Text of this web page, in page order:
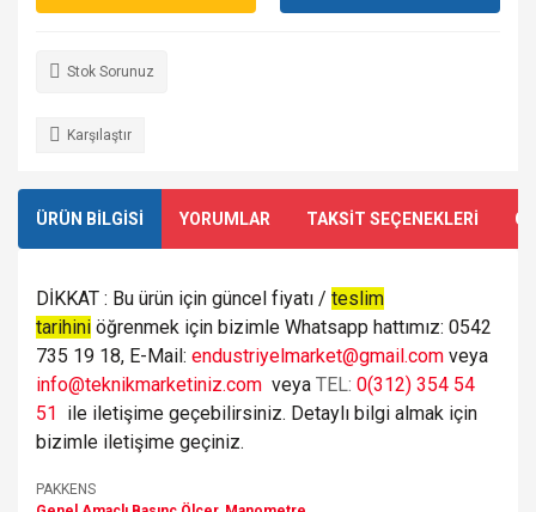
Stok Sorunuz
Karşılaştır
ÜRÜN BİLGİSİ YORUMLAR TAKSİT SEÇENEKLERİ
DİKKAT : Bu ürün için güncel fiyatı / teslim
tarihini öğrenmek için bizimle Whatsapp hattımız: 0542
735 19 18, E-Mail: endustriyelmarket@gmail.com veya
info@teknikmarketiniz.com veya TEL: 0(312) 354 54
51 ile iletişime geçebilirsiniz. Detaylı bilgi almak için
bizimle iletişime geçiniz.
PAKKENS